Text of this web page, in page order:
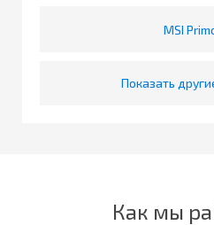
MSI
Показать
Как мы